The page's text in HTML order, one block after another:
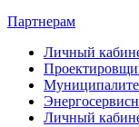
Партнерам
Личный
Личный